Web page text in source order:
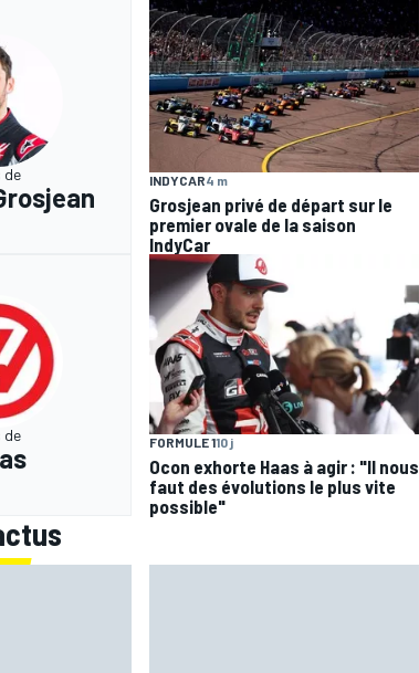
de INDYCAR4 m
Grosjean privé de départ sur le
premier ovale de la saison
IndyCar
de FORMULE 110 j
Ocon exhorte Haas à agir : "Il nous
faut des évolutions le plus vite
possible"